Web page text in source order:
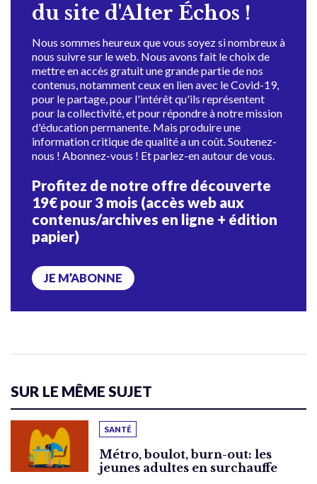
du site d'Alter Échos !
Nous sommes heureux que vous soyez si nombreux à
nous suivre sur le web. Nous avons fait le choix de
mettre en accès gratuit une grande partie de nos
contenus, notamment ceux en lien avec le Covid-19,
pour le partage, pour l'intérêt qu'ils représentent
pour la collectivité, et pour répondre à notre mission
d'éducation permanente. Mais produire une
information critique de qualité a un coût. Soutenez-
nous ! Abonnez-vous ! Et parlez-en autour de vous.
Profitez de notre offre découverte
19€ pour 3 mois (accès web aux
contenus/archives en ligne + édition
papier)
JE M’ABONNE
SUR LE MÊME SUJET
SANTÉ
Métro, boulot, burn-out: les
jeunes adultes en surchauffe